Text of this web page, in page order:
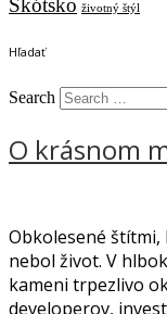
Škótsko životný štýl
Hľadať
Search
O krásnom
Obkolesené štítmi,
nebol život. V
kameni trpezlivo
developerov,